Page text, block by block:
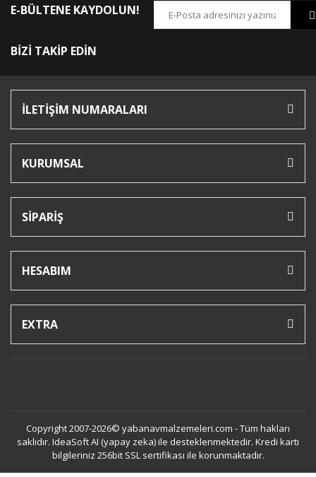
E-BÜLTENE KAYDOLUN!
BİZİ TAKİP EDİN
İLETİŞİM NUMARALARI
KURUMSAL
SİPARİŞ
HESABIM
EXTRA
Copyright 2007-2026© yabanavmalzemeleri.com - Tüm hakları
saklıdır. IdeaSoft AI (yapay zeka) ile desteklenmektedir. Kredi kartı
bilgileriniz 256bit SSL sertifikası ile korunmaktadır.